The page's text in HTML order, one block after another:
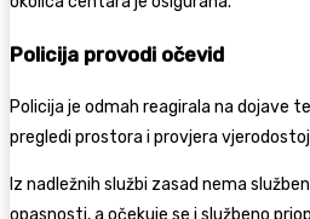
Policija provodi očevid
Policija je odmah reagirala na dojave
pregledi prostora i provjera
Iz nadležnih službi zasad nema